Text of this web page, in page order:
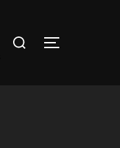
Rechercher :